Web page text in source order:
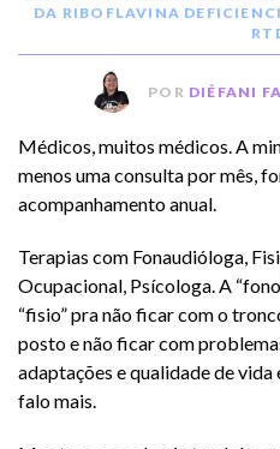
DA RIBOFLAVINA
POR DIÉFANI
Médicos, muitos médicos. A
menos uma consulta por mês,
acompanhamento anual.
Terapias com Fonaudióloga,
Ocupacional, Psícologa. A
“fisio” pra não ficar com o
posto e não ficar com
adaptações e qualidade de vida
falo mais.